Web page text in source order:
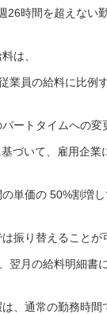
26時間を超えない
は、
業員の給料に比例
ートタイムへの変
づいて、雇用企業
単価の 50%割増
振り替えることが
翌月の給料明細書
、通常の勤務時